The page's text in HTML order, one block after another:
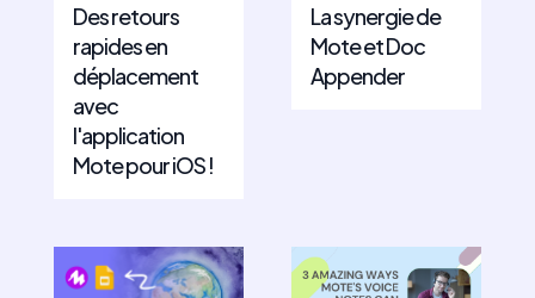
Des retours
rapides en
déplacement
avec
l'application
Mote pour iOS !
La synergie de
Mote et Doc
Appender